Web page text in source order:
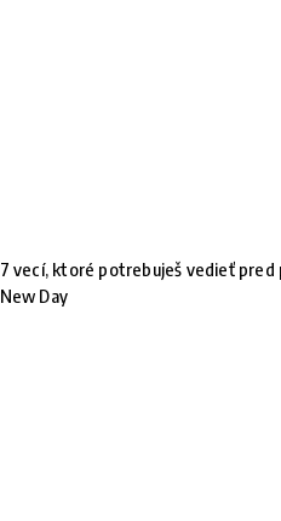
7 vecí, ktoré potrebuješ vedieť pred
New Day